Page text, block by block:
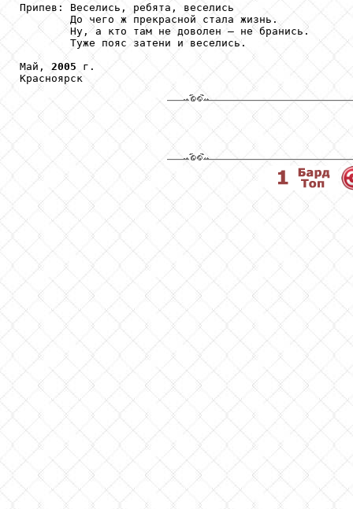
Припев: Веселись, ребята, веселись
        До чего ж прекрасной стала жизнь.
        Ну, а кто там не доволен – не бранись.
        Туже пояс затени и веселись.
Май, 2005 г.
Красноярск